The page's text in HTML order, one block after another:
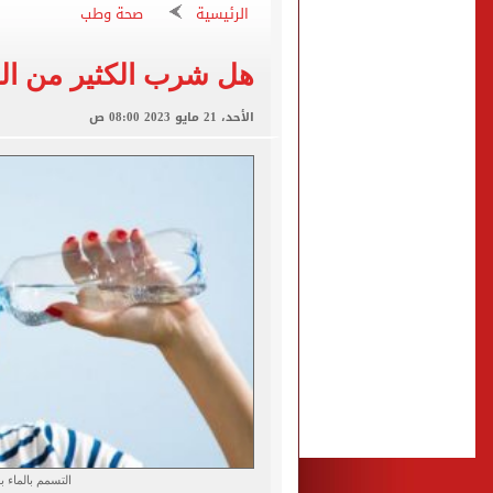
"تنظيم الاتصالات":
الكشف عن قصر محمد صلاح
الاتحاد التركي يمنح
الرئيسية صحة وطب
هل شرب الكثير من
الأحد، 21 مايو 2023 08:00 ص
التسمم